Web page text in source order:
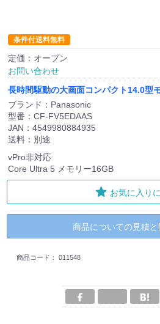
条件付送料無料
定価：オープン
お問い合わせ
長時間駆動の大画面コンパクト14.0型
ブランド：Panasonic
型番：CF-FV5EDAAS
JAN：4549980884935
送料：別途
vPro非対応
Core Ultra 5 メモリー16GB
お気に入り
商品についての見積
商品コード： 011548